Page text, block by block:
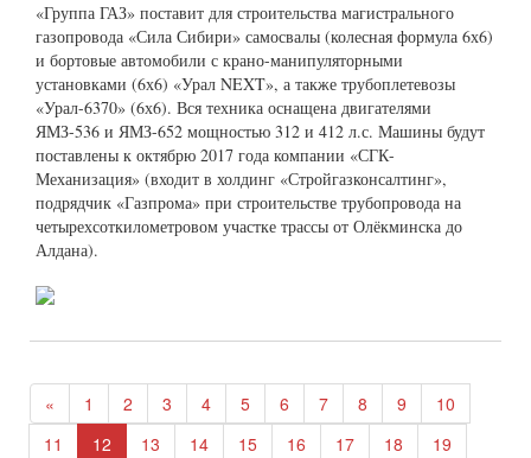
«Группа ГАЗ» поставит для строительства магистрального
газопровода «Сила Сибири» самосвалы (колесная формула 6х6)
и бортовые автомобили с крано-манипуляторными
установками (6х6) «Урал NEXT», а также трубоплетевозы
«Урал-6370» (6х6). Вся техника оснащена двигателями
ЯМЗ-536 и ЯМЗ-652 мощностью 312 и 412 л.с. Машины будут
поставлены к октябрю 2017 года компании «СГК-
Механизация» (входит в холдинг «Стройгазконсалтинг»,
подрядчик «Газпрома» при строительстве трубопровода на
четырехсоткилометровом участке трассы от Олёкминска до
Алдана).
« 1 2 3 4 5 6 7 8 9
10
11
12 13 14 15 16 17 18
19